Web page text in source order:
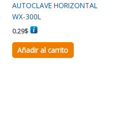
AUTOCLAVE HORIZONTAL
WX-300L
0.29$
Añadir al carrito